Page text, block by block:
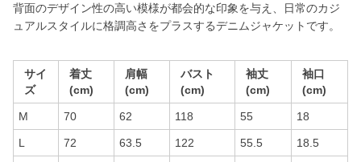
背面のデザイン性の高い模様が都会的な印象を与え、日常のカジ
ュアルスタイルに格調高さをプラスするデニムジャケットです。
サイ
ズ
着丈
(cm)
肩幅
(cm)
バスト
(cm)
袖丈
(cm)
袖口
(cm)
M 70 62 118 55 18
L 72 63.5 122 55.5 18.5